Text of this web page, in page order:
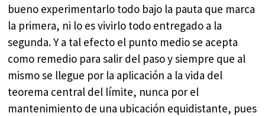
bueno experimentarlo todo bajo la pauta que marca
la primera, ni lo es vivirlo todo entregado a la
segunda. Y a tal efecto el punto medio se acepta
como remedio para salir del paso y siempre que al
mismo se llegue por la aplicación a la vida del
teorema central del límite, nunca por el
mantenimiento de una ubicación equidistante, pues